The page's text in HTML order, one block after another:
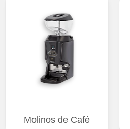
Molinos de Café